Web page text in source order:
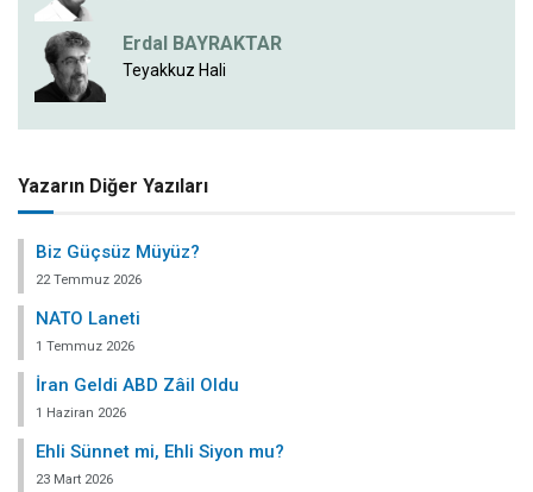
Erdal BAYRAKTAR
Teyakkuz Hali
Yazarın Diğer Yazıları
Biz Güçsüz Müyüz?
22 Temmuz 2026
NATO Laneti
1 Temmuz 2026
İran Geldi ABD Zâil Oldu
1 Haziran 2026
Ehli Sünnet mi, Ehli Siyon mu?
23 Mart 2026